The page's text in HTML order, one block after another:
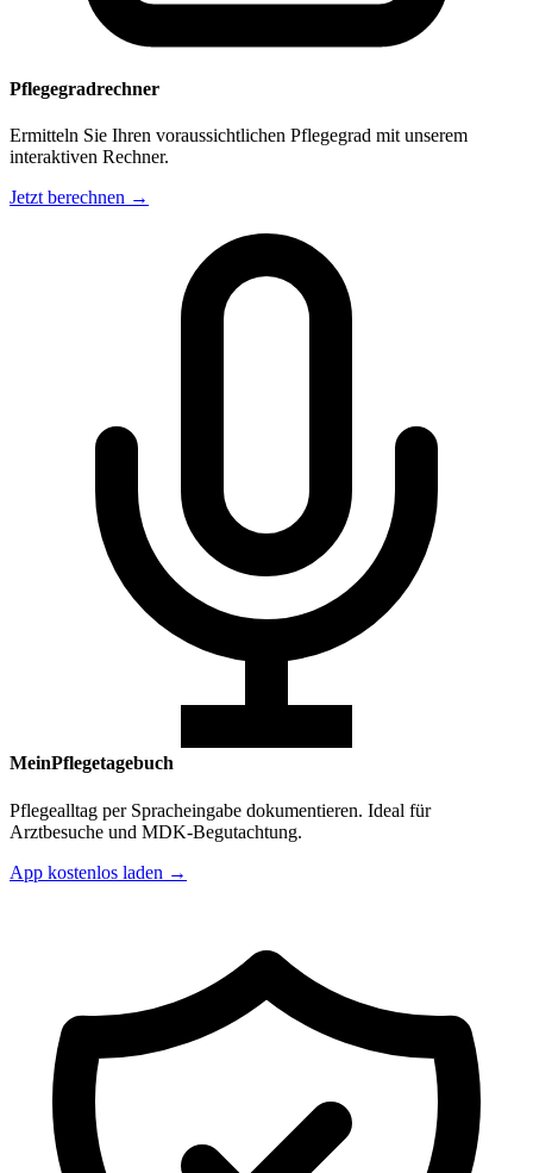
Pflegegradrechner
Ermitteln Sie Ihren voraussichtlichen Pflegegrad mit unserem
interaktiven Rechner.
Jetzt berechnen →
MeinPflegetagebuch
Pflegealltag per Spracheingabe dokumentieren. Ideal für
Arztbesuche und MDK-Begutachtung.
App kostenlos laden →